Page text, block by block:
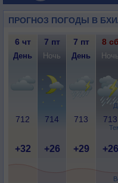
ПРОГНОЗ ПОГОДЫ В
6 чт 7 пт 7 пт 8 сб
День Ночь День Ночь
712 714 713 713
+32 +26 +29 +26